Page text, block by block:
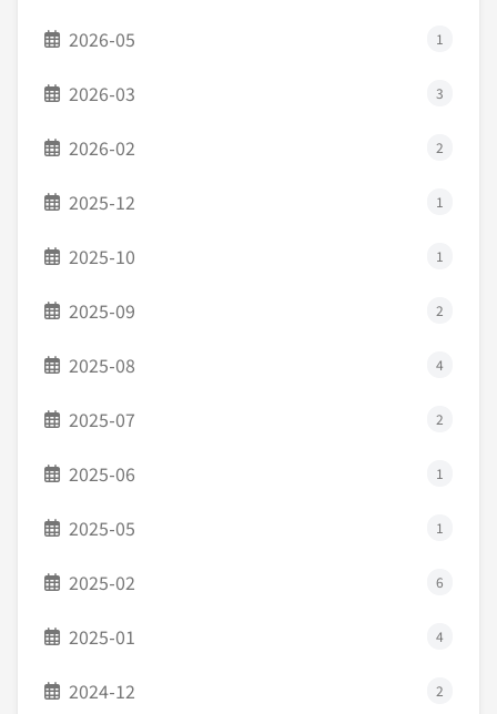
2026-05 1
2026-03 3
2026-02 2
2025-12 1
2025-10 1
2025-09 2
2025-08 4
2025-07 2
2025-06 1
2025-05 1
2025-02 6
2025-01 4
2024-12 2